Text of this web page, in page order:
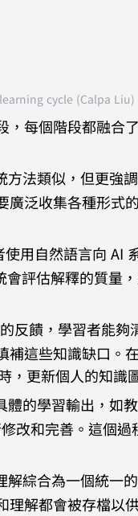
cycle (Calpa Liu)
每個階段都融合
方法類似，但更強
泛收集各種形式
使用自然語言向 AI
評估解釋的質量
反饋，學習者能
這些知識缺口。
更新個人的知識
體的學習輸出，如
改和完善。這個
解綜合為一個統一
解都會被存檔以